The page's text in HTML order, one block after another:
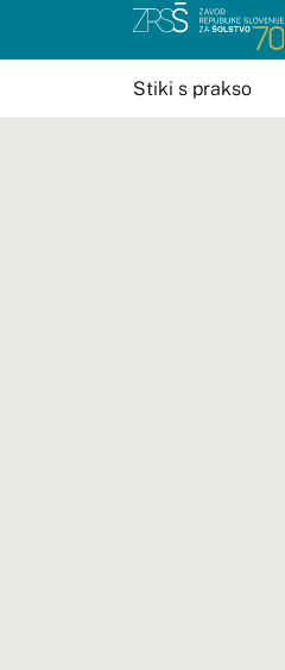
Stiki s prakso